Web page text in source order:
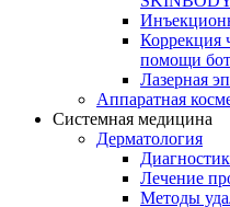
Коррекция
помощи
Лазерная
Аппаратная
Системная медицина
Дерматология
Лечение
Методы